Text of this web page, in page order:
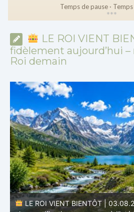
Temps de pause ·
***
LE ROI VIENT
fidèlement aujourd’hui
Roi demain
LE ROI VIENT BIENTÔT |